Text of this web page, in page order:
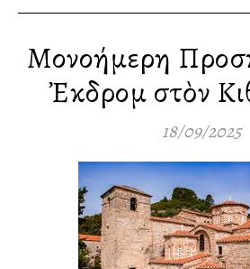
Μονοήμερη
Ἐκδρομὴ στὸν
18/09/2025